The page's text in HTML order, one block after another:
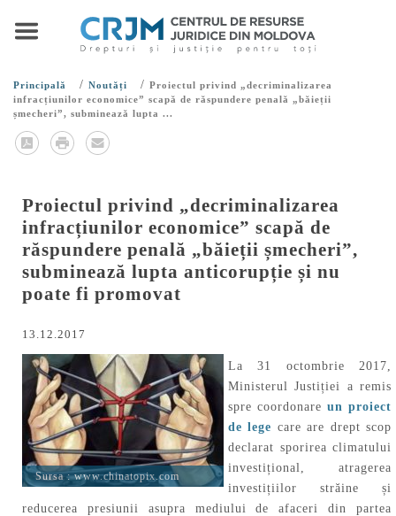
Principală / Noutăți / Proiectul privind „decriminalizarea
infracțiunilor economice” scapă de răspundere penală „băieții
șmecheri”, subminează lupta ...
Proiectul privind „decriminalizarea
infracțiunilor economice” scapă de
răspundere penală „băieții șmecheri”,
subminează lupta anticorupție și nu
poate fi promovat
13.12.2017
Sursa :www.chinatopix.com
La 31 octombrie 2017,
Ministerul Justiției a remis
spre coordonare un proiect
de lege care are drept scop
declarat sporirea climatului
investițional, atragerea
investițiilor străine și
reducerea presiunii asupra mediului de afaceri din partea